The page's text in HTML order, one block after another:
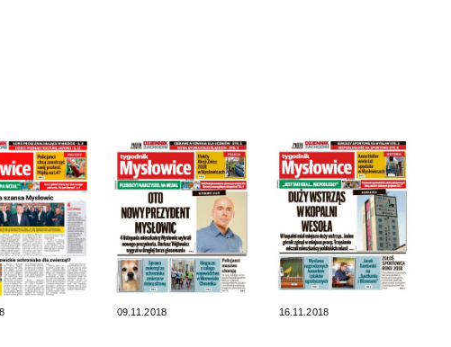
09.11.2018 16.11.2018